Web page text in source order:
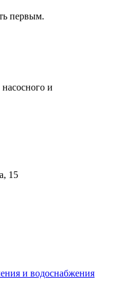
первым.
и
15
и водоснабжения